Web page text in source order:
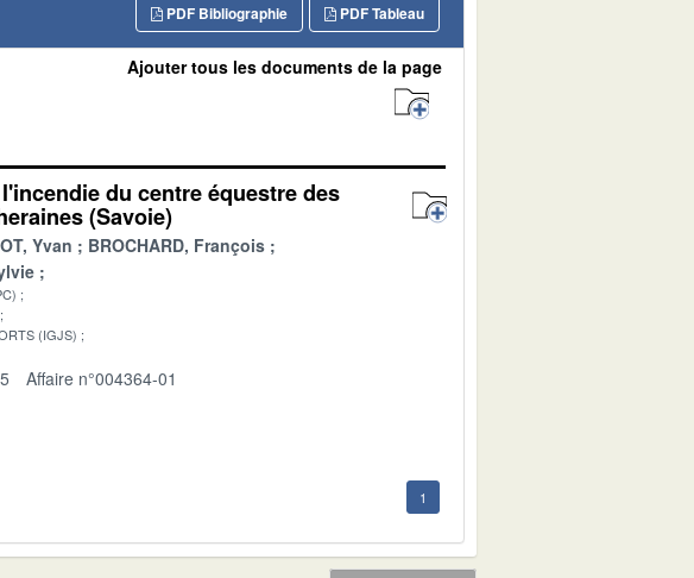
PDF Tableau
PDF Bibliographie
Ajouter tous les documents de la page
du centre équestre des
(Savoie)
Yvan
BROCHARD, François
(IGJS)
Affaire n°004364-01
1